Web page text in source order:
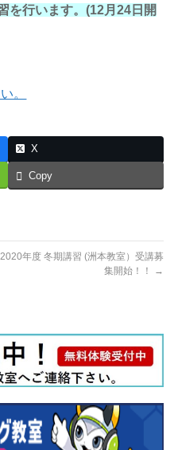
を行います。(12月24日開
。
X
Copy
2020年度 冬期講習 (洲本教室）受講募
集開始！！
→